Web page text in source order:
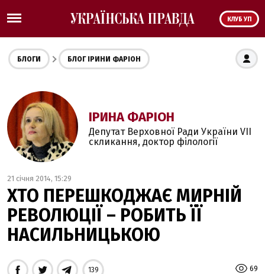
КЛУБ УП
БЛОГИ БЛОГ ІРИНИ ФАРІОН
ІРИНА ФАРІОН
Депутат Верховної Ради України VII
скликання, доктор філології
21 січня 2014, 15:29
ХТО ПЕРЕШКОДЖАЄ МИРНІЙ
РЕВОЛЮЦІЇ – РОБИТЬ ЇЇ
НАСИЛЬНИЦЬКОЮ
69
139